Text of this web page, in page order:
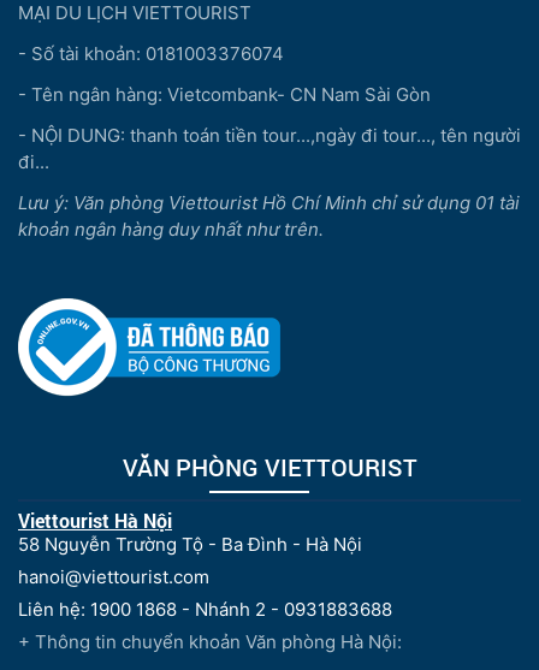
MẠI DU LỊCH VIETTOURIST
- Số tài khoản: 0181003376074
- Tên ngân hàng: Vietcombank- CN Nam Sài Gòn
- NỘI DUNG: thanh toán tiền tour...,ngày đi tour..., tên người
đi...
Lưu ý: Văn phòng Viettourist Hồ Chí Minh chỉ sử dụng 01 tài
khoản ngân hàng duy nhất như trên.
VĂN PHÒNG VIETTOURIST
Viettourist Hà Nội
58 Nguyễn Trường Tộ - Ba Đình - Hà Nội
hanoi@viettourist.com
Liên hệ: 1900 1868 - Nhánh 2 - 0931883688
+ Thông tin chuyển khoản Văn phòng Hà Nội: